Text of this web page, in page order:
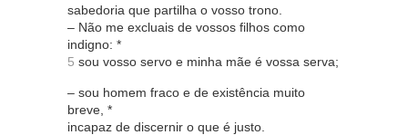
sabedoria que partilha o vosso trono.
– Não me excluais de vossos filhos como
indigno: *
5 sou vosso servo e minha mãe é vossa serva;
– sou homem fraco e de existência muito
breve, *
incapaz de discernir o que é justo.